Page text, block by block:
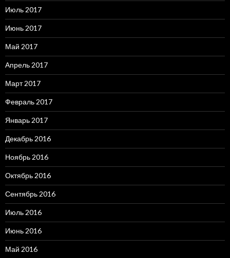
Июль 2017
Июнь 2017
Май 2017
Апрель 2017
Март 2017
Февраль 2017
Январь 2017
Декабрь 2016
Ноябрь 2016
Октябрь 2016
Сентябрь 2016
Июль 2016
Июнь 2016
Май 2016